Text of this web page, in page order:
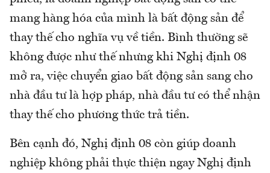
mang hàng hóa của mình là bất động sản để
thay thế cho nghĩa vụ về tiền. Bình thường sẽ
không được như thế nhưng khi Nghị định 08
mở ra, việc chuyển giao bất động sản sang cho
nhà đầu tư là hợp pháp, nhà đầu tư có thể nhận
thay thế cho phương thức trả tiền.
Bên cạnh đó, Nghị định 08 còn giúp doanh
nghiệp không phải thực thiện ngay Nghị định